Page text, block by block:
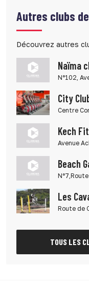
Autres clubs
Découvrez autres
Naïma
N°102,
City
Centre
Kech
Avenue
Beach
Les
Route de
TOUS LES